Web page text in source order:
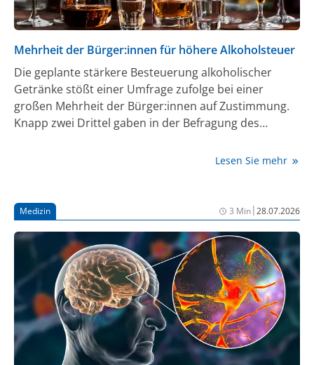
Mehrheit der Bürger:innen für höhere Alkoholsteuer
Die geplante stärkere Besteuerung alkoholischer
Getränke stößt einer Umfrage zufolge bei einer
großen Mehrheit der Bürger:innen auf Zustimmung.
Knapp zwei Drittel gaben in der Befragung des
Kaufmännische Krankenkasse (KKH) an, dass sie
Lesen Sie mehr
Medizin 3 Min|28.07.2026